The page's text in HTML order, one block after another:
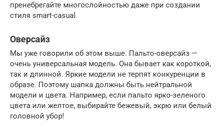
пренебрегайте многослойностью даже при создании
стиля smart-casual.
Оверсайз
Мы уже говорили об этом выше. Пальто-оверсайз —
очень универсальная модель. Она бывает как короткой,
так и длинной. Яркие модели не терпят конкуренции в
образе. Поэтому шапка должны быть нейтральной
модели и цвета. Например, если пальто ярко-зеленого
цвета или желтое, выбирайте бежевый, экрю или белый
головной убор!